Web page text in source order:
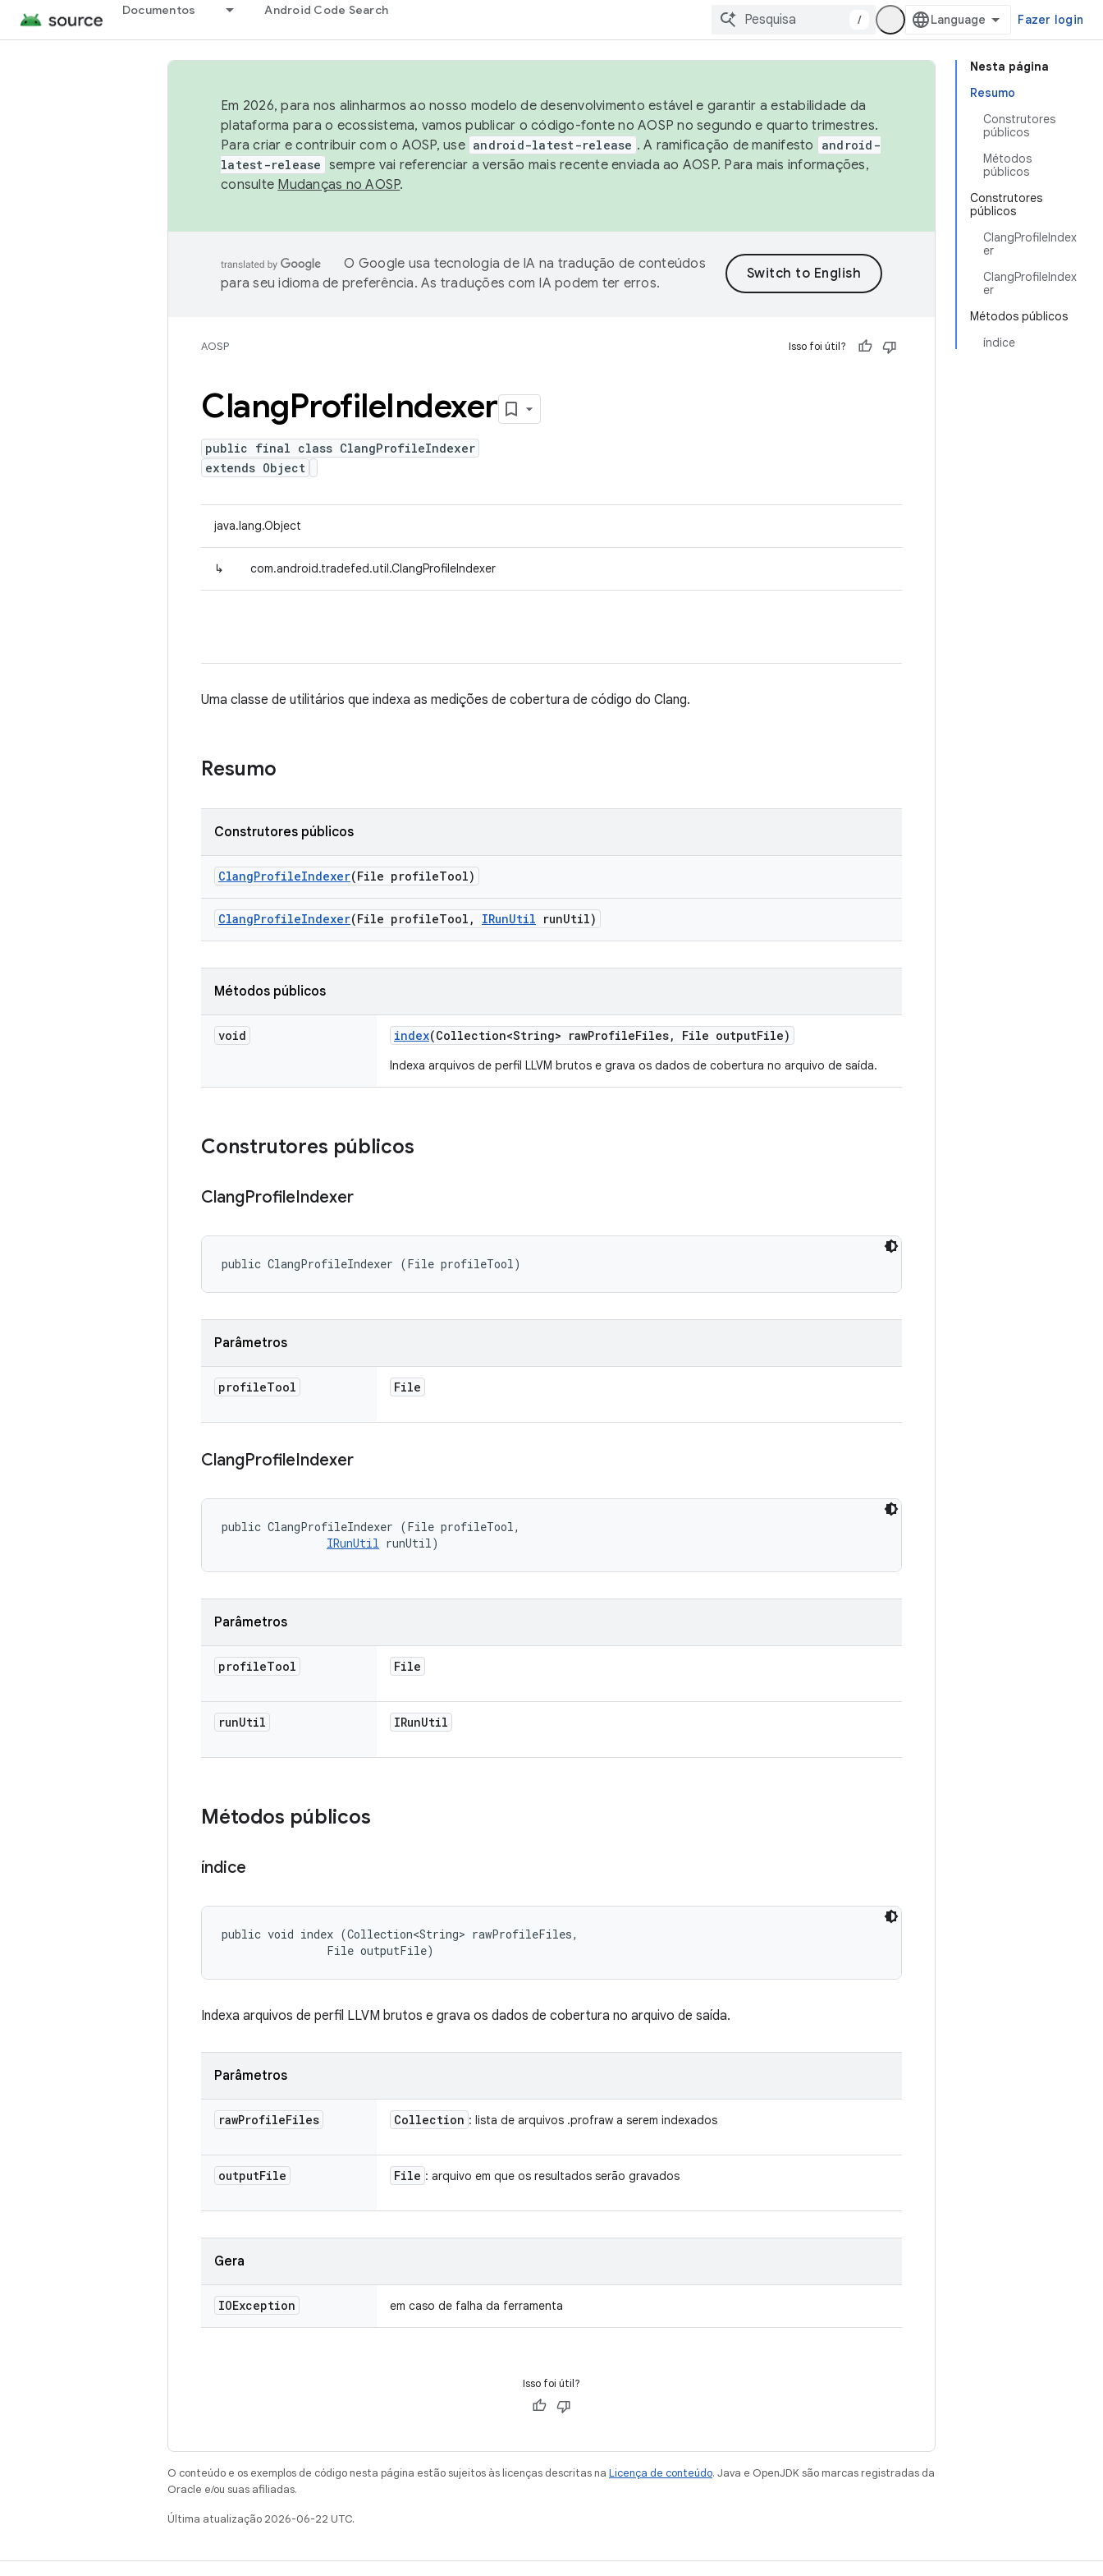
Documentos Android Code Search
/ Fazer login
Nesta página
Resumo
Construtores
públicos
Métodos
públicos
Construtores
públicos
ClangProfileIndex
er
ClangProfileIndex
er
Métodos públicos
índice
Em 2026, para nos alinharmos ao nosso modelo de desenvolvimento estável e garantir a estabilidade da
plataforma para o ecossistema, vamos publicar o código-fonte no AOSP no segundo e quarto trimestres.
Para criar e contribuir com o AOSP, use android-latest-release . A ramificação de manifesto
android-
latest-release sempre vai referenciar a versão mais recente enviada ao AOSP. Para mais informações,
consulte Mudanças no AOSP.
O Google usa tecnologia de IA na tradução de conteúdos
para seu idioma de preferência. As traduções com IA podem ter erros.
AOSP Isso foi útil?
ClangProfileIndexer
public final class ClangProfileIndexer
extends Object
java.lang.Object
↳ com.android.tradefed.util.ClangProfileIndexer
Uma classe de utilitários que indexa as medições de cobertura de código do Clang.
Resumo
Construtores públicos
ClangProfileIndexer(File profileTool)
ClangProfileIndexer(File profileTool , IRunUtil runUtil)
Métodos públicos
void index(Collection<String> rawProfileFiles, File outputFile)
Indexa arquivos de perfil LLVM brutos e grava os dados de cobertura no arquivo de saída.
Construtores públicos
ClangProfileIndexer
public ClangProfileIndexer (File profileTool)
Parâmetros
profileTool File
ClangProfileIndexer
public ClangProfileIndexer (File profileTool,
IRunUtil runUtil)
Parâmetros
profileTool File
runUtil IRunUtil
Métodos públicos
índice
public void index (Collection<String> rawProfileFiles,
                File outputFile)
Indexa arquivos de perfil LLVM brutos e grava os dados de cobertura no arquivo de saída.
Parâmetros
rawProfileFiles Collection : lista de arquivos .profraw a serem indexados
outputFile File : arquivo em que os resultados serão gravados
Gera
IOException em caso de falha da ferramenta
Isso foi útil?
O conteúdo e os exemplos de código nesta página estão sujeitos às licenças descritas na Licença de conteúdo. Java e OpenJDK são marcas registradas da
Oracle e/ou suas afiliadas.
Última atualização 2026-06-22 UTC.